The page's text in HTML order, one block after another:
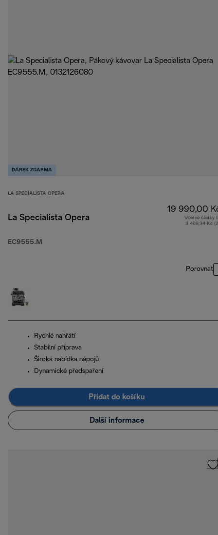
DÁREK ZDARMA
LA SPECIALISTA OPERA
La Specialista Opera
EC9555.M
19 990,00
Včetně částky
3 469,34 Kč
Porovnat
Rychlé nahřátí
Stabilní příprava
Široká nabídka nápojů
Dynamické předspaření
Přidat do košíku
Další informace